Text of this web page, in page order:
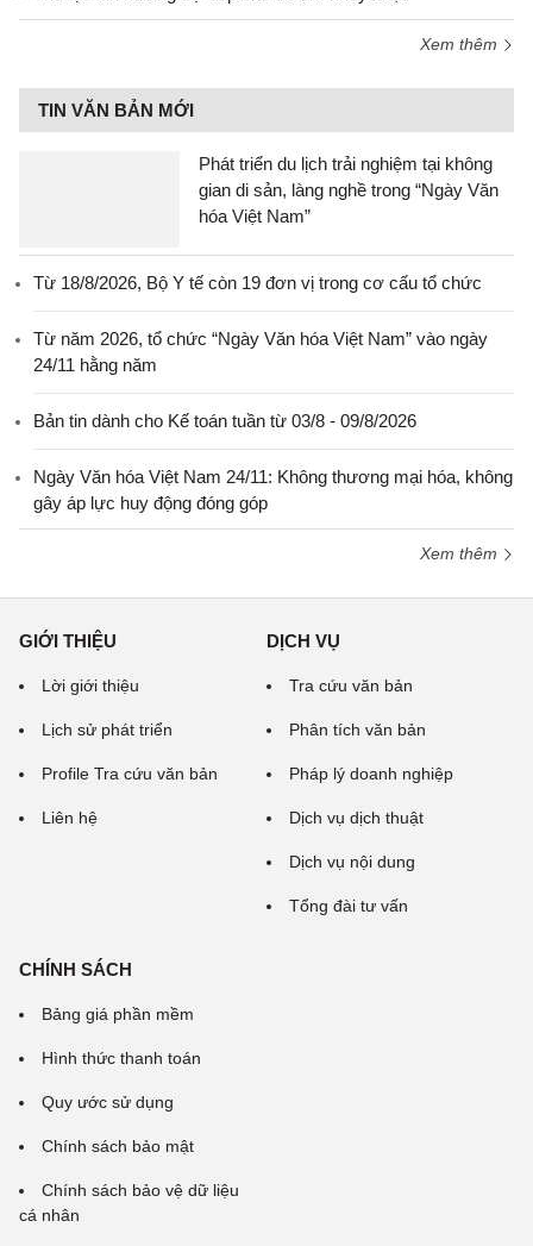
Xem thêm
TIN VĂN BẢN MỚI
Phát triển du lịch trải nghiệm tại không
gian di sản, làng nghề trong “Ngày Văn
hóa Việt Nam”
Từ 18/8/2026, Bộ Y tế còn 19 đơn vị trong cơ cấu tổ chức
Từ năm 2026, tổ chức “Ngày Văn hóa Việt Nam” vào ngày
24/11 hằng năm
Bản tin dành cho Kế toán tuần từ 03/8 - 09/8/2026
Ngày Văn hóa Việt Nam 24/11: Không thương mại hóa, không
gây áp lực huy động đóng góp
Xem thêm
GIỚI THIỆU
Lời giới thiệu
Lịch sử phát triển
Profile Tra cứu văn bản
Liên hệ
DỊCH VỤ
Tra cứu văn bản
Phân tích văn bản
Pháp lý doanh nghiệp
Dịch vụ dịch thuật
Dịch vụ nội dung
Tổng đài tư vấn
CHÍNH SÁCH
Bảng giá phần mềm
Hình thức thanh toán
Quy ước sử dụng
Chính sách bảo mật
Chính sách bảo vệ dữ liệu
cá nhân